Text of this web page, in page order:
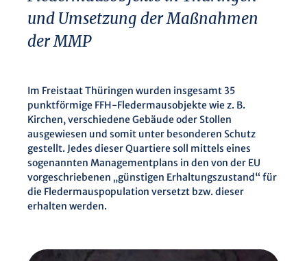
und Umsetzung der Maßnahmen
der MMP
Im Freistaat Thüringen wurden insgesamt 35
punktförmige FFH-Fledermausobjekte wie z. B.
Kirchen, verschiedene Gebäude oder Stollen
ausgewiesen und somit unter besonderen Schutz
gestellt. Jedes dieser Quartiere soll mittels eines
sogenannten Managementplans in den von der EU
vorgeschriebenen „günstigen Erhaltungszustand“ für
die Fledermauspopulation versetzt bzw. dieser
erhalten werden.